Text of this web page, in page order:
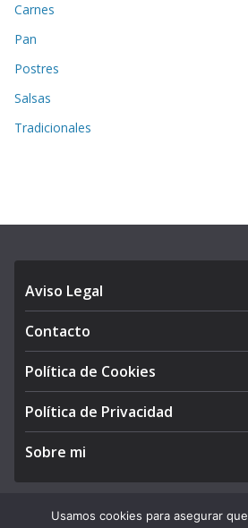
Carnes
Pan
Postres
Salsas
Tradicionales
Aviso Legal
Contacto
Política de Cookies
Política de Privacidad
Sobre mi
Usamos cookies para asegurar